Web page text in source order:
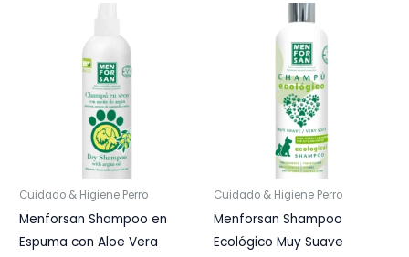
Cuidado & Higiene Perro
Menforsan Shampoo en
Espuma con Aloe Vera
Cuidado & Higiene Perro
Menforsan Shampoo
Ecológico Muy Suave